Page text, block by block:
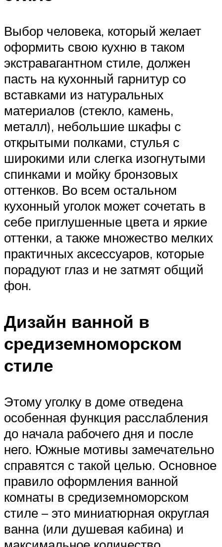
Выбор человека, который желает
оформить свою кухню в таком
экстравагантном стиле, должен
пасть на кухонный гарнитур со
вставками из натуральных
материалов (стекло, камень,
металл), небольшие шкафы с
открытыми полками, стулья с
широкими или слегка изогнутыми
спинками и мойку бронзовых
оттенков. Во всем остальном
кухонный уголок может сочетать в
себе приглушенные цвета и яркие
оттенки, а также множество мелких
практичных аксессуаров, которые
порадуют глаз и не затмят общий
фон.
Дизайн ванной в
средиземноморском
стиле
Этому уголку в доме отведена
особенная функция расслабления
до начала рабочего дня и после
него. Южные мотивы замечательно
справятся с такой целью. Основное
правило оформления ванной
комнаты в средиземноморском
стиле – это миниатюрная округлая
ванна (или душевая кабина) и